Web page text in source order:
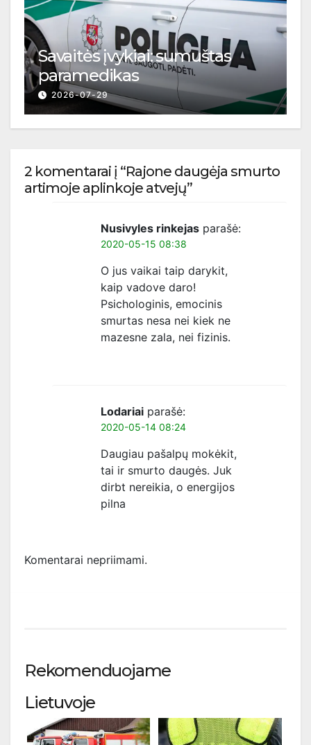
Savaitės įvykiai: sumuštas
paramedikas
2026-07-29
2 komentarai į “Rajone daugėja smurto
artimoje aplinkoje atvejų”
Nusivyles rinkejas parašė:
2020-05-15 08:38
O jus vaikai taip darykit,
kaip vadove daro!
Psichologinis, emocinis
smurtas nesa nei kiek ne
mazesne zala, nei fizinis.
Lodariai parašė:
2020-05-14 08:24
Daugiau pašalpų mokėkit,
tai ir smurto daugės. Juk
dirbt nereikia, o energijos
pilna
Komentarai nepriimami.
Rekomenduojame
Lietuvoje